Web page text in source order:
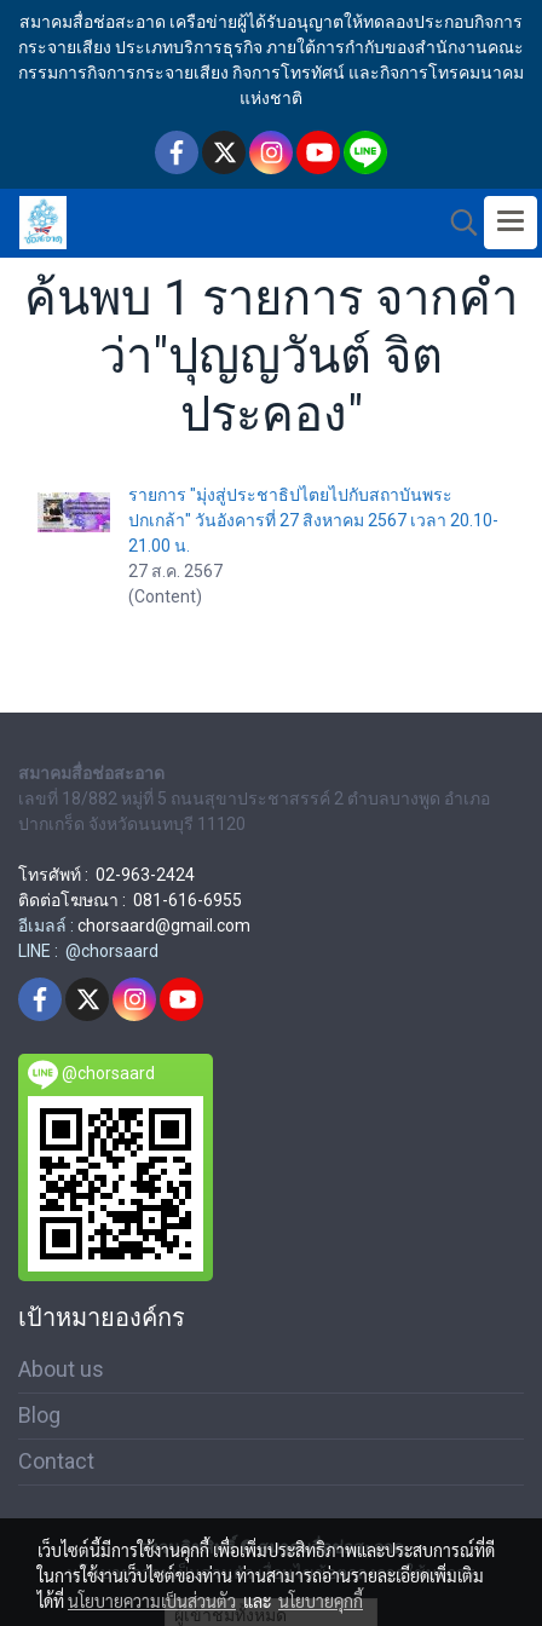
สมาคมสื่อช่อสะอาด เครือข่ายผู้ได้รับอนุญาตให้ทดลองประกอบกิจการ
กระจายเสียง ประเภทบริการธุรกิจ ภายใต้การกำกับของสำนักงานคณะ
กรรมการกิจการกระจายเสียง กิจการโทรทัศน์ และกิจการโทรคมนาคม
แห่งชาติ
ค้นพบ 1 รายการ จากคำ
ว่า"ปุญญวันต์ จิต
ประคอง"
รายการ "มุ่งสู่ประชาธิปไตยไปกับสถาบันพระ
ปกเกล้า" วันอังคารที่ 27 สิงหาคม 2567 เวลา 20.10-
21.00 น.
27 ส.ค. 2567
(Content)
สมาคมสื่อช่อสะอาด
เลขที่ 18/882 หมู่ที่ 5 ถนนสุขาประชาสรรค์ 2 ตำบลบางพูด อำเภอ
ปากเกร็ด จังหวัดนนทบุรี 11120
โทรศัพท์ : 02-963-2424
ติดต่อโฆษณา : 081-616-6955
อีเมลล์ : chorsaard@gmail.com
LINE : @chorsaard
@chorsaard
เป้าหมายองค์กร
About us
Blog
Contact
สงวนลิขสิทธิ์ © สมาคมสื่อช่อสะอาด
นโนบายความเป็นส่วนตัว เงื่อนไขข้อตกลงการใช้บริการ
ผู้เข้าชมทั้งหมด
เว็บไซต์นี้มีการใช้งานคุกกี้ เพื่อเพิ่มประสิทธิภาพและประสบการณ์ที่ดี
ในการใช้งานเว็บไซต์ของท่าน ท่านสามารถอ่านรายละเอียดเพิ่มเติม
ได้ที่นโยบายความเป็นส่วนตัวและนโยบายคุกกี้